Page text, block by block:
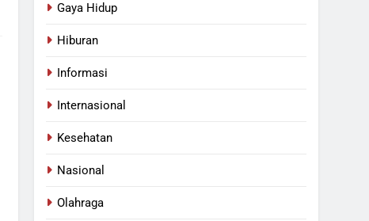
Gaya Hidup
Hiburan
Informasi
Internasional
Kesehatan
Nasional
Olahraga